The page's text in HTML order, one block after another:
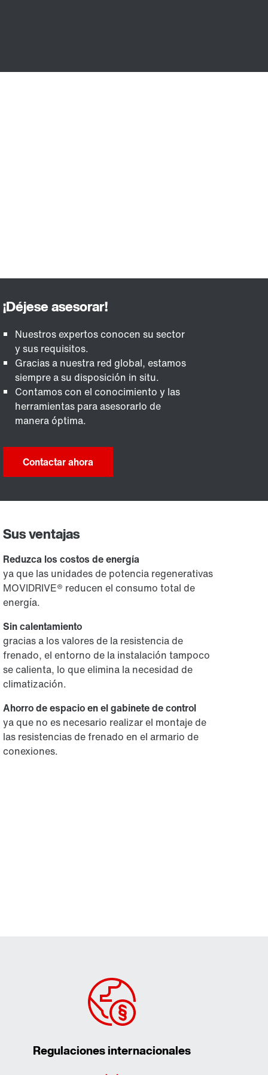
Nuestros expertos conocen su sector
y sus requisitos.
Gracias a nuestra red global, estamos
siempre a su disposición in situ.
Contamos con el conocimiento y las
herramientas para asesorarlo de
manera óptima.
Contactar ahora
Sus ventajas
Reduzca los costos de energía
ya que las unidades de potencia regenerativas
MOVIDRIVE® reducen el consumo total de
energía.
Sin calentamiento
gracias a los valores de la resistencia de
frenado, el entorno de la instalación tampoco
se calienta, lo que elimina la necesidad de
climatización.
Ahorro de espacio en el gabinete de control
ya que no es necesario realizar el montaje de
las resistencias de frenado en el armario de
conexiones.
Regulaciones internacionales